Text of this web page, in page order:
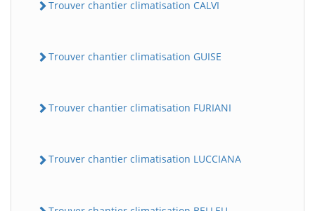
Trouver chantier climatisation CALVI
Trouver chantier climatisation GUISE
Trouver chantier climatisation FURIANI
Trouver chantier climatisation LUCCIANA